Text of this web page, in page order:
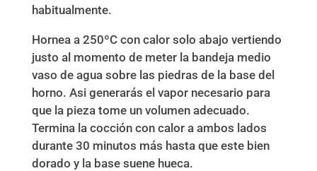
habitualmente.
Hornea a 250ºC con calor solo abajo vertiendo
justo al momento de meter la bandeja medio
vaso de agua sobre las piedras de la base del
horno. Asi generarás el vapor necesario para
que la pieza tome un volumen adecuado.
Termina la cocción con calor a ambos lados
durante 30 minutos más hasta que este bien
dorado y la base suene hueca.